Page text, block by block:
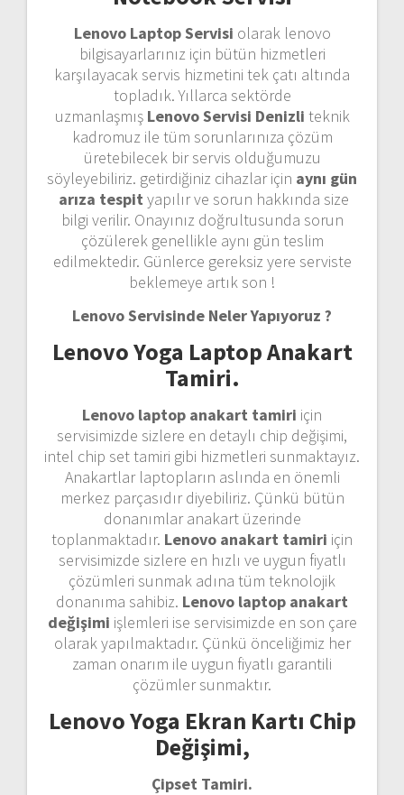
Lenovo Laptop Servisi olarak lenovo
bilgisayarlarınız için bütün hizmetleri
karşılayacak servis hizmetini tek çatı altında
topladık. Yıllarca sektörde
uzmanlaşmış Lenovo Servisi Denizli teknik
kadromuz ile tüm sorunlarınıza çözüm
üretebilecek bir servis olduğumuzu
söyleyebiliriz. getirdiğiniz cihazlar için aynı gün
arıza tespit yapılır ve sorun hakkında size
bilgi verilir. Onayınız doğrultusunda sorun
çözülerek genellikle aynı gün teslim
edilmektedir. Günlerce gereksiz yere serviste
beklemeye artık son !
Lenovo Servisinde Neler Yapıyoruz ?
Lenovo Yoga Laptop Anakart
Tamiri.
Lenovo laptop anakart tamiri için
servisimizde sizlere en detaylı chip değişimi,
intel chip set tamiri gibi hizmetleri sunmaktayız.
Anakartlar laptopların aslında en önemli
merkez parçasıdır diyebiliriz. Çünkü bütün
donanımlar anakart üzerinde
toplanmaktadır. Lenovo anakart tamiri için
servisimizde sizlere en hızlı ve uygun fiyatlı
çözümleri sunmak adına tüm teknolojik
donanıma sahibiz. Lenovo laptop anakart
değişimi işlemleri ise servisimizde en son çare
olarak yapılmaktadır. Çünkü önceliğimiz her
zaman onarım ile uygun fiyatlı garantili
çözümler sunmaktır.
Lenovo Yoga Ekran Kartı Chip
Değişimi,
Çipset Tamiri.